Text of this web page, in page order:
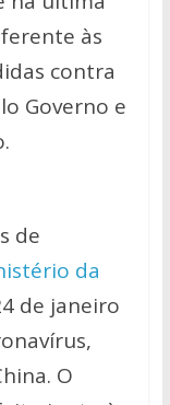
às
contra
Governo e
de
da
de janeiro
O